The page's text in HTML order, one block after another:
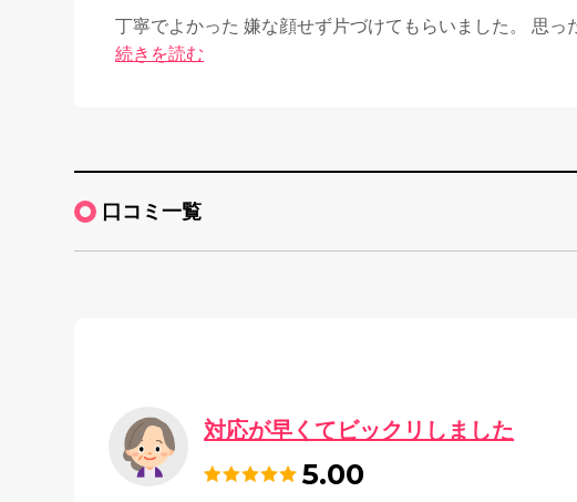
丁寧でよかった 嫌な顔せず片づけてもらいました。 思
続きを読む
口コミ一覧
対応が早くてビックリしました
5.00